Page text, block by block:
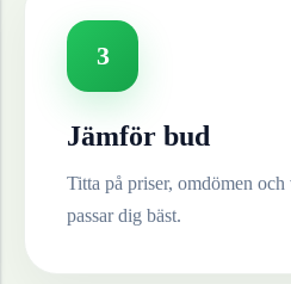
3
Jämför bud
Titta på priser, omdömen
passar dig bäst.